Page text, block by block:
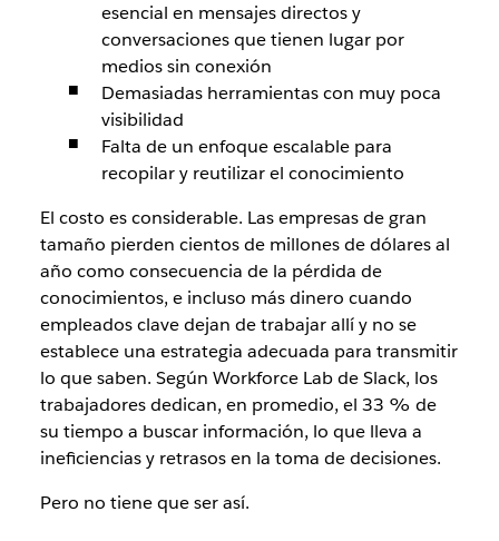
esencial en mensajes directos y
conversaciones que tienen lugar por
medios sin conexión
Demasiadas herramientas con muy poca
visibilidad
Falta de un enfoque escalable para
recopilar y reutilizar el conocimiento
El costo es considerable. Las empresas de gran
tamaño pierden cientos de millones de dólares al
año como consecuencia de la pérdida de
conocimientos, e incluso más dinero cuando
empleados clave dejan de trabajar allí y no se
establece una estrategia adecuada para transmitir
lo que saben. Según Workforce Lab de Slack, los
trabajadores dedican, en promedio, el 33 % de
su tiempo a buscar información, lo que lleva a
ineficiencias y retrasos en la toma de decisiones.
Pero no tiene que ser así.